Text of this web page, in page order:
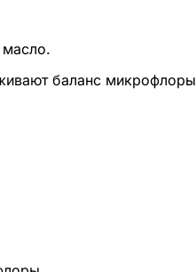
баланс микрофлоры